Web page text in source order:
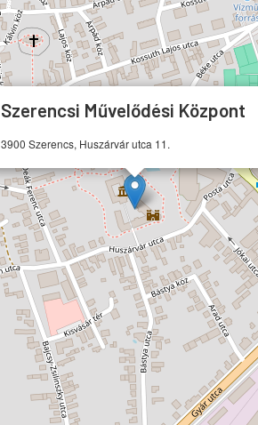
Szerencsi Művelődési Központ
3900 Szerencs, Huszárvár utca 11.